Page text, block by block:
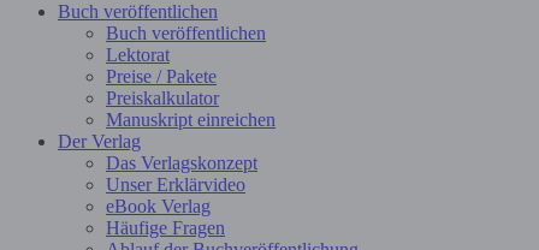
Buch veröffentlichen
Buch veröffentlichen
Lektorat
Preise / Pakete
Preiskalkulator
Manuskript einreichen
Der Verlag
Das Verlagskonzept
Unser Erklärvideo
eBook Verlag
Häufige Fragen